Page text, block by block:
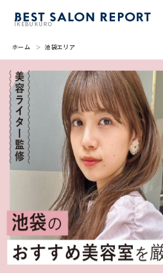
IKEBUKURO
BSR PRESS
BEST SALON REPORTとは
ライター
美容室を推薦する
掲載・取材依頼
ホーム 池袋エリア